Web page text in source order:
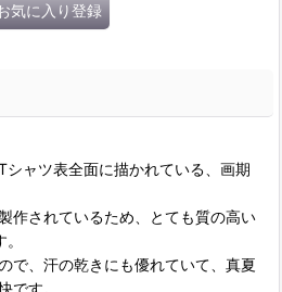
気に入り登録
シャツ表全面に描かれている、画期
作されているため、とても質の高い
で、汗の乾きにも優れていて、真夏
です。